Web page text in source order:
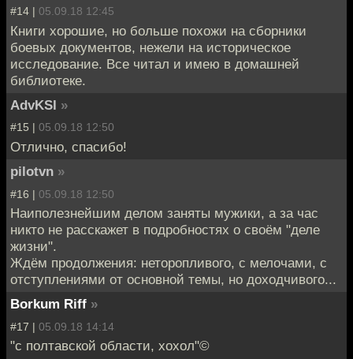
#14 | 05.09.18 12:45
Книги хорошие, но больше похожи на сборники
боевых документов, нежели на историческое
исследование. Все читал и имею в домашней
библиотеке.
AdvKSI »
#15 | 05.09.18 12:50
Отлично, спасибо!
pilotvn »
#16 | 05.09.18 12:50
Наиполезнейшим делом заняты мужики, а за час
никто не расскажет в подробностях о своём "деле
жизни".
Ждём продолжения: неторопливого, с мелочами, с
отступлениями от основной темы, но доходчивого...
Borkum Riff »
#17 | 05.09.18 14:14
"с полтавской области, хохол"©